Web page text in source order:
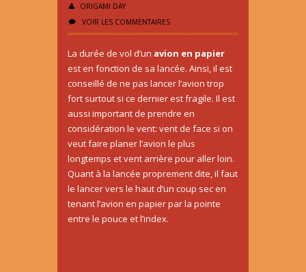
ORIGAMI DAY
VOIR LES COMMENTAIRES
La durée de vol d’un avion en papier
est en fonction de sa lancée. Ainsi, il est
conseillé de ne pas lancer l’avion trop
fort surtout si ce dernier est fragile. Il est
aussi important de prendre en
considération le vent: vent de face si on
veut faire planer l’avion le plus
longtemps et vent arrière pour aller loin.
Quant à la lancée proprement dite, il faut
le lancer vers le haut d’un coup sec en
tenant l’avion en papier par la pointe
entre le pouce et l’index.